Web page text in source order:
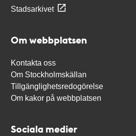
Stadsarkivet
Om webbplatsen
Kontakta oss
Om Stockholmskällan
Tillgänglighetsredogörelse
Om kakor på webbplatsen
Sociala medier